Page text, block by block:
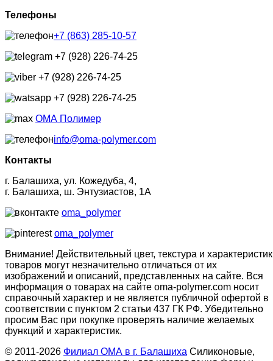
Телефоны
+7 (863) 285-10-57
+7 (928) 226-74-25
+7 (928) 226-74-25
+7 (928) 226-74-25
ОМА Полимер
info@oma-polymer.com
Контакты
г. Балашиха, ул. Кожедуба, 4,
г. Балашиха, ш. Энтузиастов, 1А
oma_polymer
oma_polymer
Внимание! Действительный цвет, текстура и
товаров могут незначительно отличаться от их
изображений и описаний, представленных на сайте. Вся
информация о товарах на сайте oma-polymer.com носит
справочный характер и не является публичной офертой в
соответствии с пунктом 2 статьи 437 ГК РФ. Убедительно
просим Вас при покупке проверять наличие желаемых
функций и характеристик.
© 2011-2026 Филиал ОМА в г. Балашиха Силиконовые,